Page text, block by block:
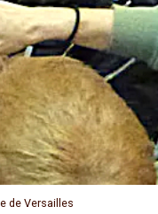
de Versailles